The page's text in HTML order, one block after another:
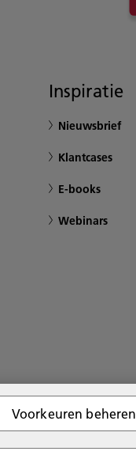
Inspiratie
Nieuwsbrief
Klantcases
E-books
Webinars
Voorkeuren beheren